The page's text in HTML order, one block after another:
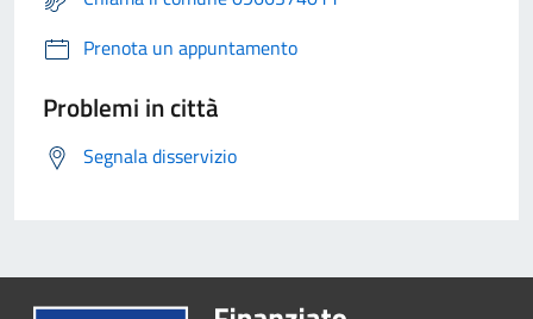
Prenota un appuntamento
Problemi in città
Segnala disservizio